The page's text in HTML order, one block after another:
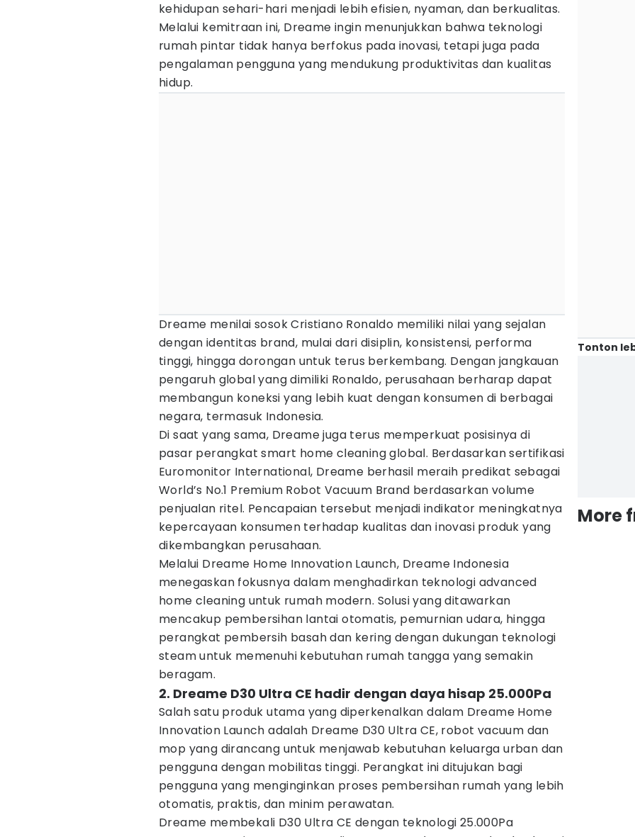
kehidupan sehari-hari menjadi lebih efisien, nyaman, dan berkualitas.
Melalui kemitraan ini, Dreame ingin menunjukkan bahwa teknologi
rumah pintar tidak hanya berfokus pada inovasi, tetapi juga pada
pengalaman pengguna yang mendukung produktivitas dan kualitas
hidup.
Dreame menilai sosok Cristiano Ronaldo memiliki nilai yang sejalan
dengan identitas brand, mulai dari disiplin, konsistensi, performa
tinggi, hingga dorongan untuk terus berkembang. Dengan jangkauan
pengaruh global yang dimiliki Ronaldo, perusahaan berharap dapat
membangun koneksi yang lebih kuat dengan konsumen di berbagai
negara, termasuk Indonesia.
Di saat yang sama, Dreame juga terus memperkuat posisinya di
pasar perangkat smart home cleaning global. Berdasarkan sertifikasi
Euromonitor International, Dreame berhasil meraih predikat sebagai
World’s No.1 Premium Robot Vacuum Brand berdasarkan volume
penjualan ritel. Pencapaian tersebut menjadi indikator meningkatnya
kepercayaan konsumen terhadap kualitas dan inovasi produk yang
dikembangkan perusahaan.
Melalui Dreame Home Innovation Launch, Dreame Indonesia
menegaskan fokusnya dalam menghadirkan teknologi advanced
home cleaning untuk rumah modern. Solusi yang ditawarkan
mencakup pembersihan lantai otomatis, pemurnian udara, hingga
perangkat pembersih basah dan kering dengan dukungan teknologi
steam untuk memenuhi kebutuhan rumah tangga yang semakin
beragam.
2. Dreame D30 Ultra CE hadir dengan daya hisap 25.000Pa
Salah satu produk utama yang diperkenalkan dalam Dreame Home
Innovation Launch adalah Dreame D30 Ultra CE, robot vacuum dan
mop yang dirancang untuk menjawab kebutuhan keluarga urban dan
pengguna dengan mobilitas tinggi. Perangkat ini ditujukan bagi
pengguna yang menginginkan proses pembersihan rumah yang lebih
otomatis, praktis, dan minim perawatan.
Dreame membekali D30 Ultra CE dengan teknologi 25.000Pa
Tonton
More